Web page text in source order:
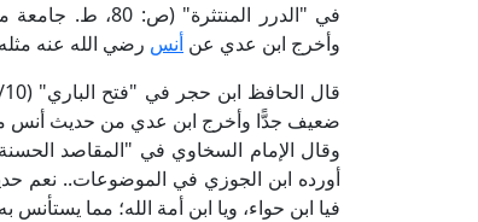
في "الدرر المنتثرة" (ص: 80، ط. جامعة محمد بن سعود) إلى الطبراني من طريق
وأخرج ابن عدي عن أنس رضي الله عنه
ضعيف جدًّا وأخرج ابن عدي من حديث أنس
أورده ابن الجوزي في الموضوعات.. نعم
فيا ابن حواء، ويا ابن أمة الله؛ مما يستأنس